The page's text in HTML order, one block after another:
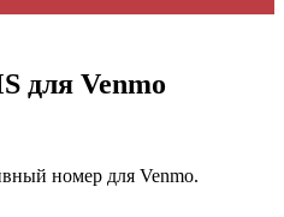
для Venmo
номер для Venmo.